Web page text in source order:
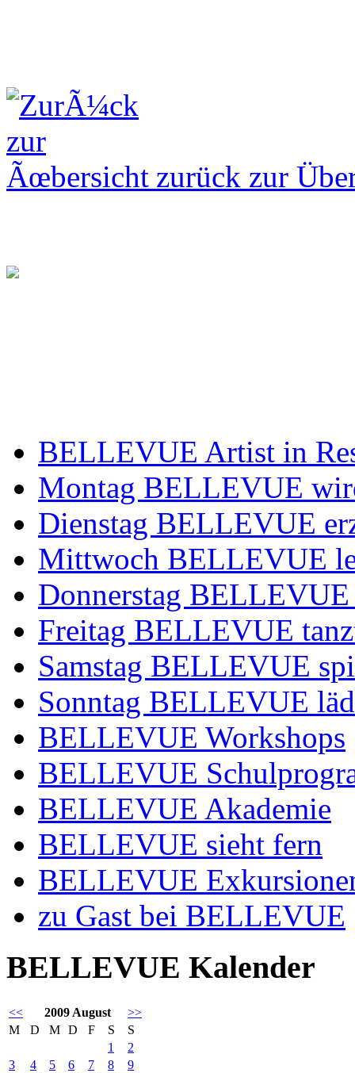
zurück zur
BELLEVUE Artist in
Montag BELLEVUE
Dienstag BELLEVUE
Mittwoch BELLEVUE
Donnerstag
Freitag BELLEVUE
Samstag BELLEVUE
Sonntag BELLEVUE
BELLEVUE Workshops
BELLEVUE
BELLEVUE Akademie
BELLEVUE sieht fern
BELLEVUE
zu Gast bei BELLEVUE
BELLEVUE Kalender
<< 2009 August
>>
M
D M D F S
S
1
2
3
4 5 6 7 8
9